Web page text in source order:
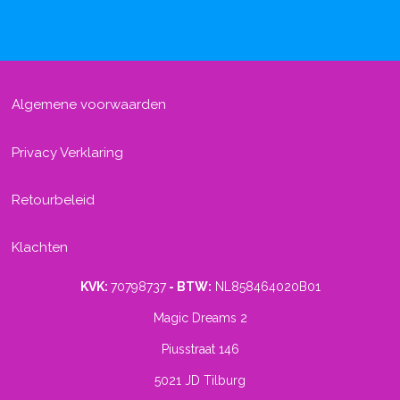
Algemene voorwaarden
Privacy Verklaring
Retourbeleid
Klachten
KVK: 70798737- BTW: NL858464020B01
Magic Dreams 2
Piusstraat 146
5021 JD Tilburg